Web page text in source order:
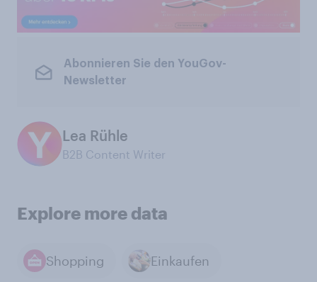
Abonnieren Sie den YouGov-
Newsletter
Lea Rühle
B2B Content Writer
Explore more data
Shopping Einkaufen